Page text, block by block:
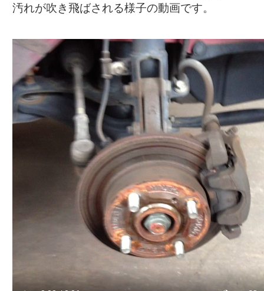
汚れが吹き飛ばされる様子の動画です。